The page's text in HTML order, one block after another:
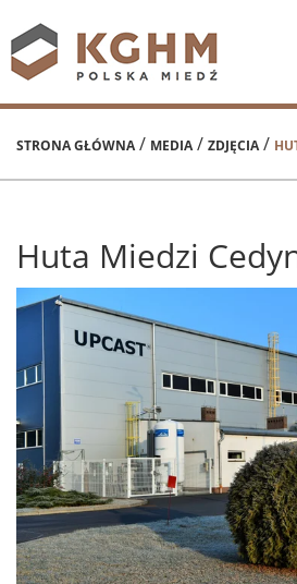
STRONA GŁÓWNA/ MEDIA/ ZDJĘCIA/
Huta Miedzi